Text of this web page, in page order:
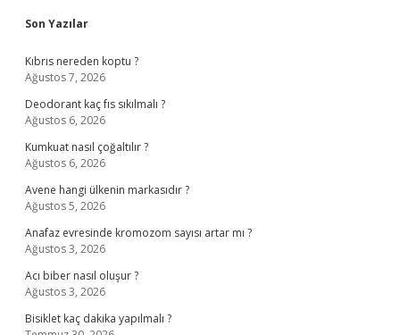
Sidebar
Son Yazılar
Kıbrıs nereden koptu ?
Ağustos 7, 2026
Deodorant kaç fıs sıkılmalı ?
Ağustos 6, 2026
Kumkuat nasıl çoğaltılır ?
Ağustos 6, 2026
Avene hangi ülkenin markasıdır ?
Ağustos 5, 2026
Anafaz evresinde kromozom sayısı artar mı ?
Ağustos 3, 2026
Acı biber nasıl oluşur ?
Ağustos 3, 2026
Bisiklet kaç dakika yapılmalı ?